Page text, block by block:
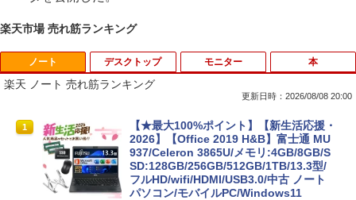
楽天市場 売れ筋ランキング
ノート
楽天 ノート 売れ筋ランキング
更新日時：2026/08/08 20:00
1
【★最大100%ポイント】【新生活応援・
2026】【Office 2019 H&B】富士通 MU
937/Celeron 3865U/メモリ:4GB/8GB/S
SD:128GB/256GB/512GB/1TB/13.3型/
フルHD/wifi/HDMI/USB3.0/中古 ノート
パソコン/モバイルPC/Windows11
デスクトップ モニター 本